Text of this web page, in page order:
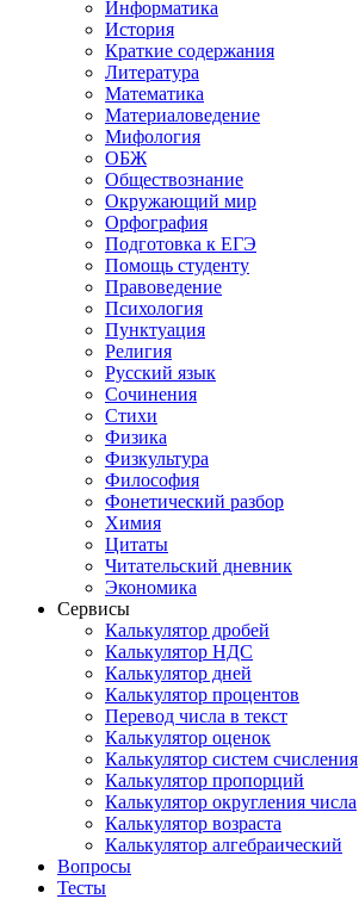
Информатика
История
Краткие содержания
Литература
Математика
Материаловедение
Мифология
ОБЖ
Обществознание
Окружающий мир
Орфография
Подготовка к ЕГЭ
Помощь студенту
Правоведение
Психология
Пунктуация
Религия
Русский язык
Сочинения
Стихи
Физика
Физкультура
Философия
Фонетический разбор
Химия
Цитаты
Читательский дневник
Экономика
Сервисы
Калькулятор дробей
Калькулятор НДС
Калькулятор дней
Калькулятор процентов
Перевод числа в текст
Калькулятор оценок
Калькулятор систем счисления
Калькулятор пропорций
Калькулятор округления числа
Калькулятор возраста
Калькулятор алгебраический
Вопросы
Тесты